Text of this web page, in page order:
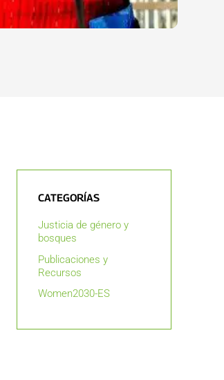
CATEGORÍAS
Justicia de género y
bosques
Publicaciones y
Recursos
Women2030-ES